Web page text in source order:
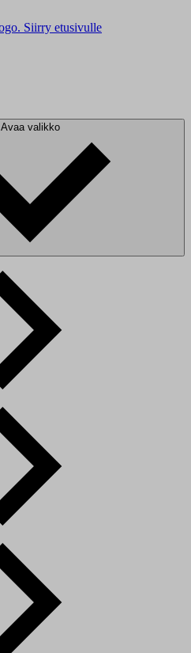
Siirry etusivulle
Avaa valikko